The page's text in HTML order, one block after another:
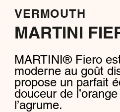
VERMOUTH
MARTINI
MARTINI® Fiero
moderne au goût
propose un parfait
douceur de
l’agrume.